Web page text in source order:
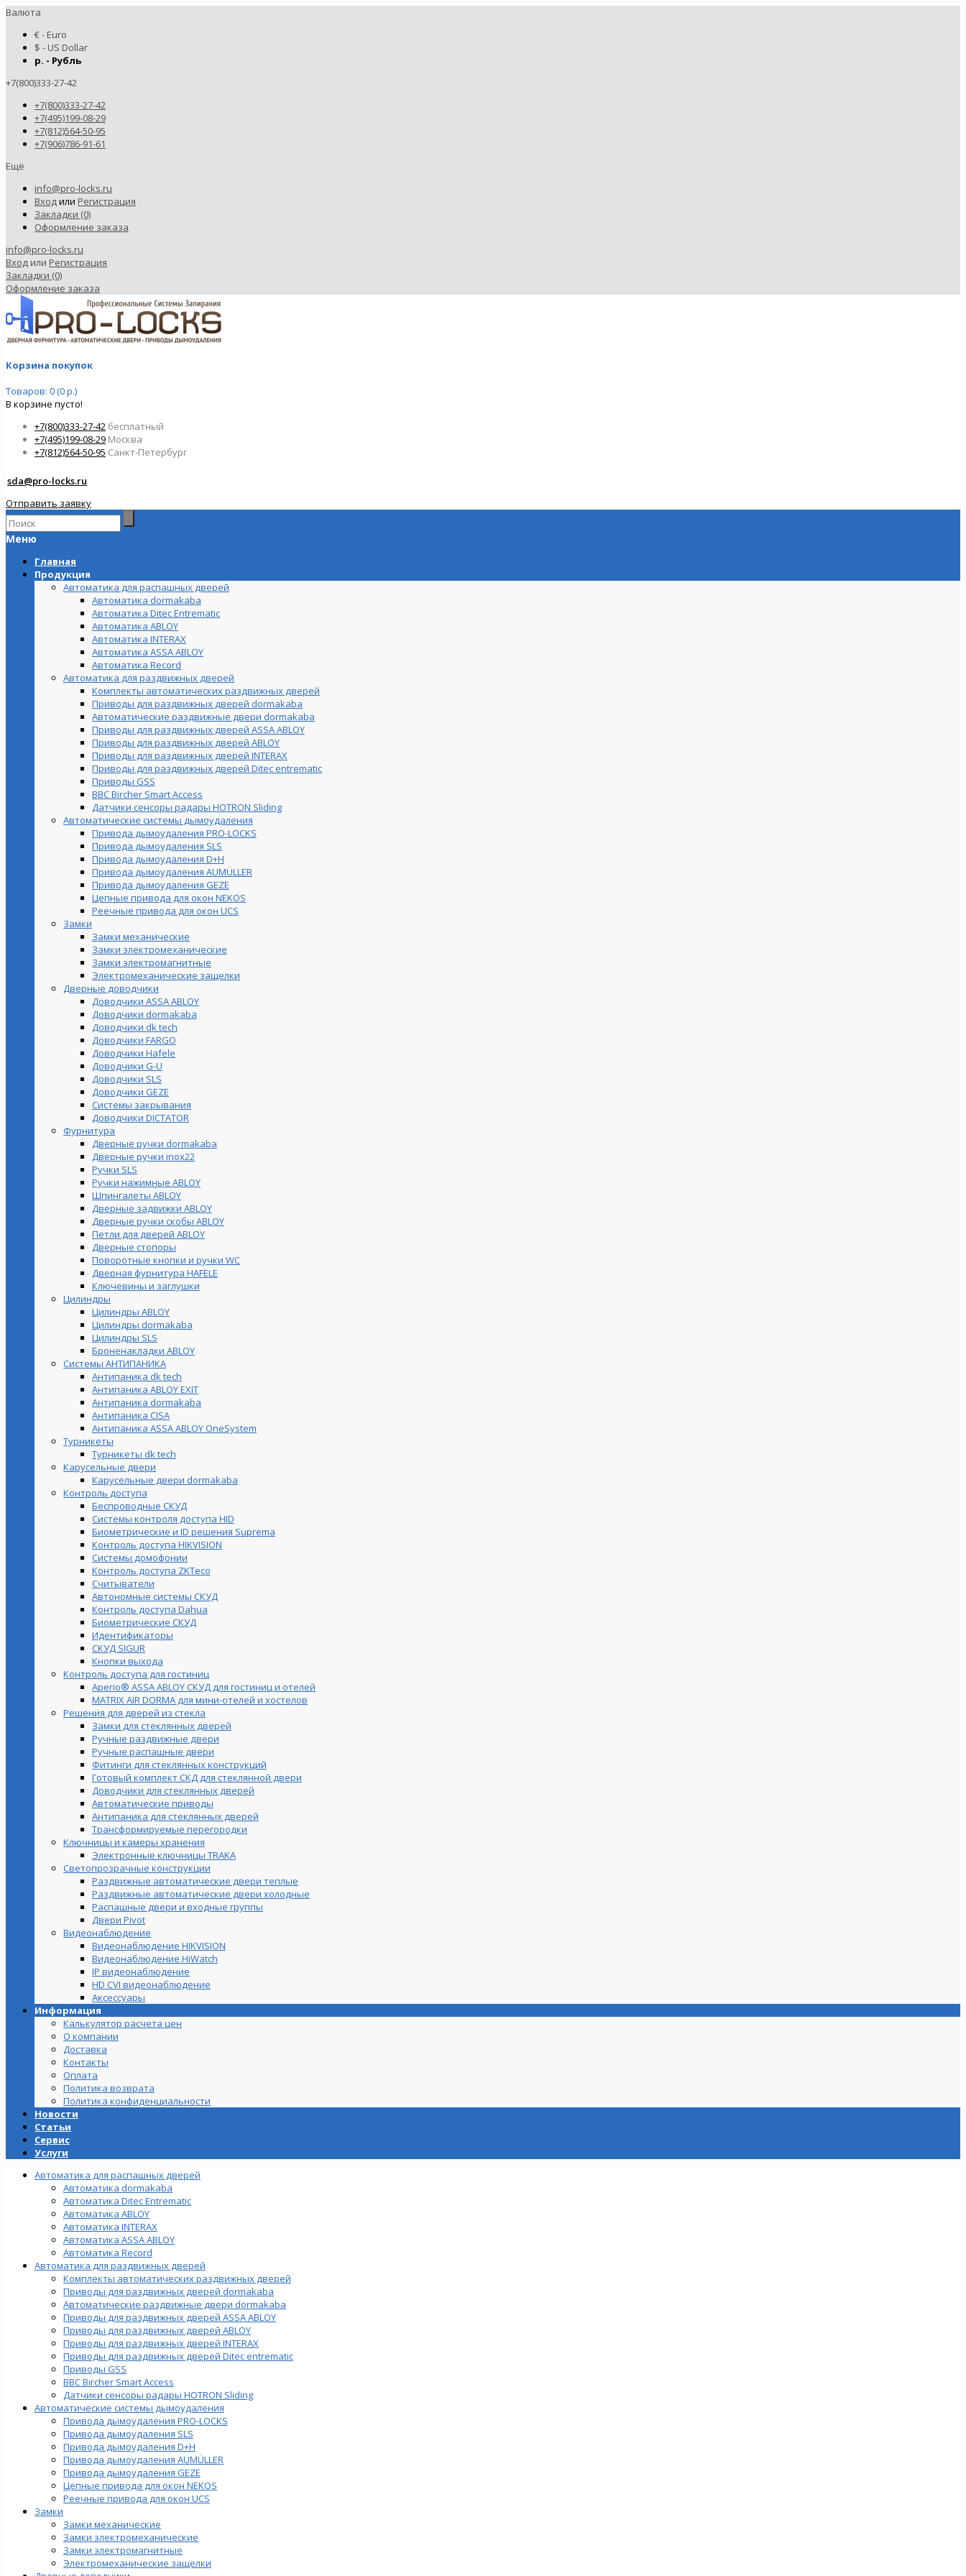
Валюта
€ - Euro
$ - US Dollar
р. - Рубль
+7(800)333-27-42
+7(800)333-27-42
+7(495)199-08-29
+7(812)564-50-95
+7(906)786-91-61
Ещё
info@pro-locks.ru
Входили Регистрация
Закладки (0)
Оформление заказа
info@pro-locks.ru
Вход или Регистрация
Закладки (0)
Оформление заказа
Корзина покупок
Товаров: 0 (0 р.)
В корзине пусто!
+7(800)333-27-42 бесплатный
+7(495)199-08-29 Москва
+7(812)564-50-95 Санкт-Петербург
sda@pro-locks.ru
Отправить заявку
Меню
Главная
Продукция
Автоматика для распашных дверей
Автоматика dormakaba
Автоматика Ditec Entrematic
Автоматика ABLOY
Автоматика INTERAX
Автоматика ASSA ABLOY
Автоматика Record
Автоматика для раздвижных дверей
Комплекты автоматических раздвижных дверей
Приводы для раздвижных дверей dormakaba
Автоматические раздвижные двери dormakaba
Приводы для раздвижных дверей ASSA ABLOY
Приводы для раздвижных дверей ABLOY
Приводы для раздвижных дверей INTERAX
Приводы для раздвижных дверей Ditec entrematic
Приводы GSS
BBC Bircher Smart Access
Датчики сенсоры радары HOTRON Sliding
Автоматические системы дымоудаления
Привода дымоудаления PRO-LOCKS
Привода дымоудаления SLS
Привода дымоудаления D+H
Привода дымоудаления AUMÜLLER
Привода дымоудаления GEZE
Цепные привода для окон NEKOS
Реечные привода для окон UСS
Замки
Замки механические
Замки электромеханические
Замки электромагнитные
Электромеханические защелки
Дверные доводчики
Доводчики ASSA ABLOY
Доводчики dormakaba
Доводчики dk tech
Доводчики FARGO
Доводчики Hafele
Доводчики G-U
Доводчики SLS
Доводчики GEZE
Cистемы закрывания
Доводчики DICTATOR
Фурнитура
Дверные ручки dormakaba
Дверные ручки inox22
Ручки SLS
Ручки нажимные ABLOY
Шпингалеты ABLOY
Дверные задвижки ABLOY
Дверные ручки скобы ABLOY
Петли для дверей ABLOY
Дверные стопоры
Поворотные кнопки и ручки WC
Дверная фурнитура HAFELE
Ключевины и заглушки
Цилиндры
Цилиндры ABLOY
Цилиндры dormakaba
Цилиндры SLS
Броненакладки ABLOY
Системы АНТИПАНИКА
Антипаника dk tech
Антипаника ABLOY EXIT
Антипаника dormakaba
Антипаника СISA
Антипаника ASSA ABLOY OneSystem
Турникеты
Турникеты dk tech
Карусельные двери
Карусельные двери dormakaba
Контроль доступа
Беспроводные СКУД
Системы контроля доступа HID
Биометрические и ID решения Suprema
Контроль доступа HIKVISION
Системы домофонии
Контроль доступа ZKTeco
Считыватели
Автономные системы СКУД
Контроль доступа Dahua
Биометрические СКУД
Идентификаторы
СКУД SIGUR
Кнопки выхода
Контроль доступа для гостиниц
Aperio® ASSA ABLOY СКУД для гостиниц и отелей
MATRIX AIR DORMA для мини-отелей и хостелов
Решения для дверей из стекла
Замки для стеклянных дверей
Ручные раздвижные двери
Ручные распашные двери
Фитинги для стеклянных конструкций
Готовый комплект СКД для стеклянной двери
Доводчики для стеклянных дверей
Автоматические приводы
Антипаника для стеклянных дверей
Трансформируемые перегородки
Ключницы и камеры хранения
Электронные ключницы TRAKA
Светопрозрачные конструкции
Раздвижные автоматические двери теплые
Раздвижные автоматические двери холодные
Распашные двери и входные группы
Двери Pivot
Видеонаблюдение
Видеонаблюдение HIKVISION
Видеонаблюдение HiWatch
IP видеонаблюдение
HD CVI видеонаблюдение
Аксессуары
Информация
Калькулятор расчета цен
О компании
Доставка
Контакты
Оплата
Политика возврата
Политика конфиденциальности
Новости
Статьи
Сервис
Услуги
Автоматика для распашных дверей
Автоматика dormakaba
Автоматика Ditec Entrematic
Автоматика ABLOY
Автоматика INTERAX
Автоматика ASSA ABLOY
Автоматика Record
Автоматика для раздвижных дверей
Комплекты автоматических раздвижных дверей
Приводы для раздвижных дверей dormakaba
Автоматические раздвижные двери dormakaba
Приводы для раздвижных дверей ASSA ABLOY
Приводы для раздвижных дверей ABLOY
Приводы для раздвижных дверей INTERAX
Приводы для раздвижных дверей Ditec entrematic
Приводы GSS
BBC Bircher Smart Access
Датчики сенсоры радары HOTRON Sliding
Автоматические системы дымоудаления
Привода дымоудаления PRO-LOCKS
Привода дымоудаления SLS
Привода дымоудаления D+H
Привода дымоудаления AUMÜLLER
Привода дымоудаления GEZE
Цепные привода для окон NEKOS
Реечные привода для окон UСS
Замки
Замки механические
Замки электромеханические
Замки электромагнитные
Электромеханические защелки